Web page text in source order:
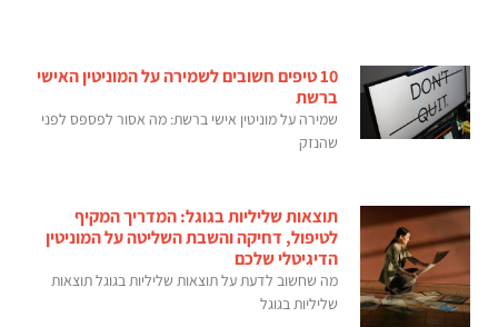
10 טיפים חשובים לשמירה על המוניטין האישי
ברשת
שמירה על מוניטין אישי ברשת: מה אסור לפספס לפני
שהנזק
תוצאות שליליות בגוגל: המדריך המקיף
לטיפול, דחיקה והשבת השליטה על המוניטין
הדיגיטלי שלכם
מה שחשוב לדעת על תוצאות שליליות בגוגל תוצאות
שליליות בגוגל